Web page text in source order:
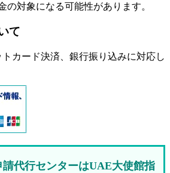
の対象になる可能性があります。
て
カード決済、銀行振り込みに対応し
代行センターはUAE大使館指